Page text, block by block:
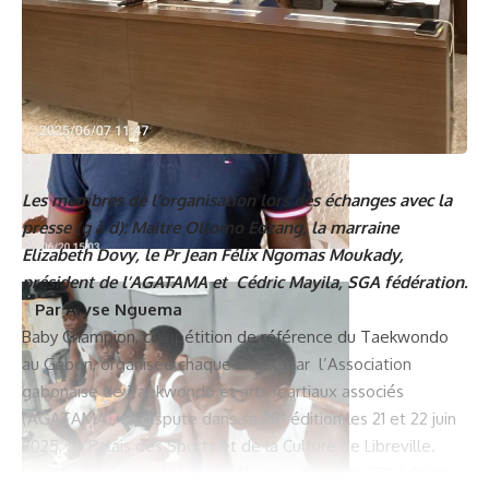
Les membres de l’organisation lors des échanges avec la
presse (g à d): Maitre Ollomo Edzang, la marraine
Elizabeth Dovy, le Pr Jean Félix Ngomas Moukady,
président de l’AGATAMA et Cédric Mayila, SGA fédération.
Par Aryse Nguema
Baby Champion, compétition de référence du Taekwondo
au Gabon, organisée chaque année par l’Association
gabonaise de Taekwondo et arts martiaux associés
(AGATAMA), se dispute dans sa 28
édition les 21 et 22 juin
2025, au Palais des Sports et de la Culture de Libreville.